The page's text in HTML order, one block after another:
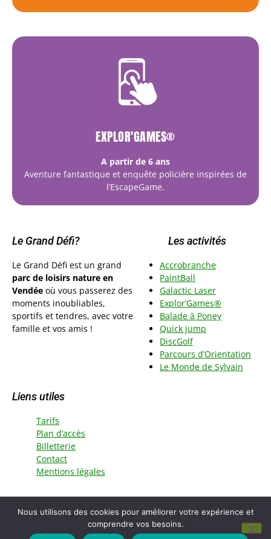
EXPLOR'GAMES®
A partir de 6 ans
Aventure fantastique et enquête policière inspirées de
l’EscapeGame.
Le Grand Défi?
Le Grand Défi est un grand
parc de loisirs nature en
Vendée où vous passerez des
moments inoubliables,
sportifs et tendres, avec votre
famille et vos amis !
Les activités
Accrobranche
PaintBall
Galactic Laser
Explor’Games®
Balade à Poney
Quick jump
DiscGolf
Parcours d’Orientation
Le Monde de Sylvain
Liens utiles
Tarifs
Plan d’accès
Billetterie
Contact
Mentions légales
© Copyright 2015 - 2025 - Le Grand Défi - Tous droits
Nous utilisons des cookies pour améliorer votre expérience et
comprendre vos besoins.